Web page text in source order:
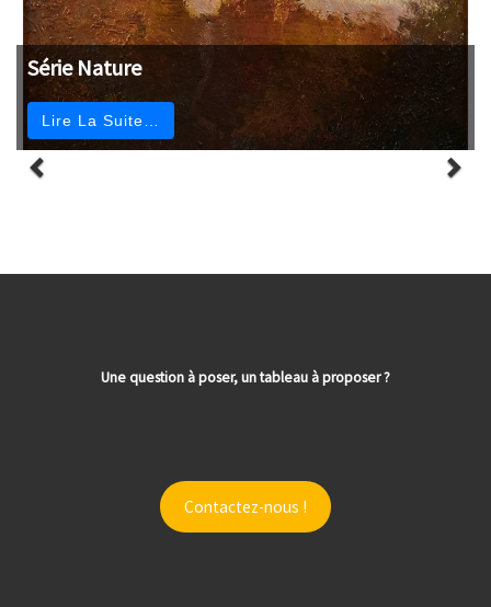
Série Nature
Lire La Suite…
Une question à poser, un tableau à proposer ?
Contactez-nous !